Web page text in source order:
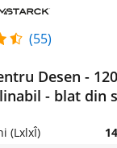
(55)
Desen -
- blat din
(LxlxÎ)